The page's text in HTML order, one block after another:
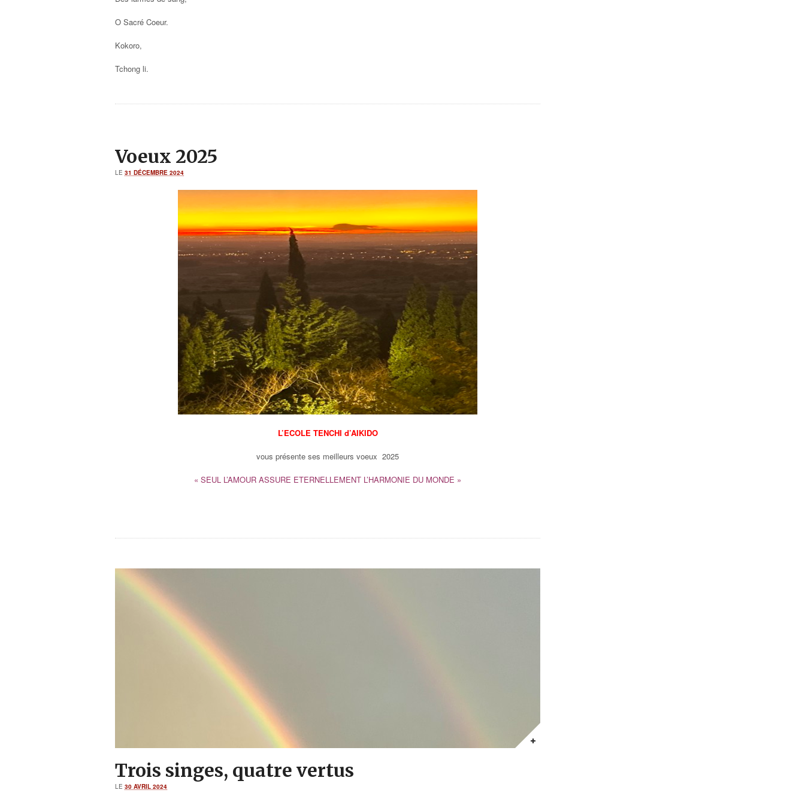
O Sacré Coeur.
Kokoro,
Tchong li.
Voeux 2025
LE 31 DÉCEMBRE 2024
L’ECOLE TENCHI d’AIKIDO
vous présente ses meilleurs voeux 2025
« SEUL L’AMOUR ASSURE ETERNELLEMENT L’HARMONIE DU MONDE »
Trois singes, quatre vertus
LE 30 AVRIL 2024